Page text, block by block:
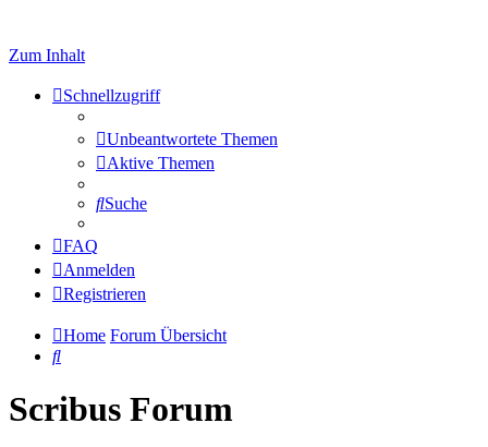
Zum Inhalt
Schnellzugriff
Unbeantwortete Themen
Aktive Themen
Suche
FAQ
Anmelden
Registrieren
Home Forum Übersicht
Suche
Scribus Forum